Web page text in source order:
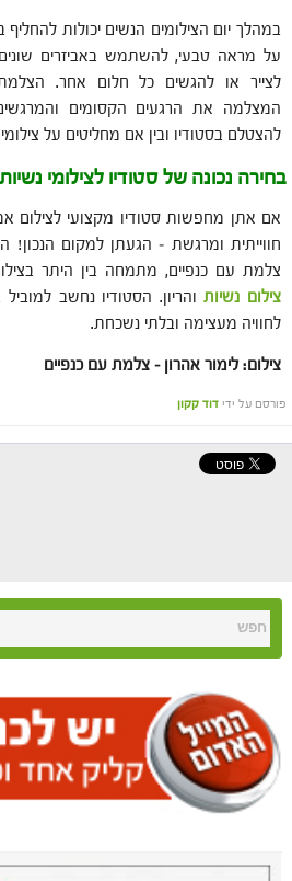
במהלך יום הצילומים הנשים יכולות
על מראה טבעי, להשתמש באביזרים
לצייר או להגשים כל חלום אחר.
המצלמה את הרגעים הקסומים
להצטלם בסטודיו ובין אם מחליטים על
בחירה נכונה של סטודיו לצילומי נשיות
אם אתן מחפשות סטודיו מקצועי לצילום
חווייתית ומרגשת – הגעתן למקום הנכון!
צלמת עם כנפיים, מתמחה בין היתר
צילום נשיותוהריון. הסטודיו נחשב
לחוויה מעצימה ובלתי נשכחת.
צילום: לימור אהרון – צלמת עם כנפיים
פורסם על ידי דוד קקון